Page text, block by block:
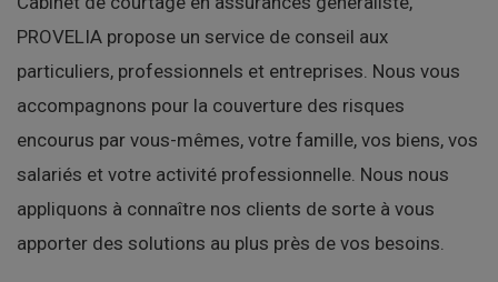
PROVELIA propose un service de conseil aux
particuliers, professionnels et entreprises. Nous vous
accompagnons pour la couverture des risques
encourus par vous-mêmes, votre famille, vos biens, vos
salariés et votre activité professionnelle. Nous nous
appliquons à connaître nos clients de sorte à vous
apporter des solutions au plus près de vos besoins.